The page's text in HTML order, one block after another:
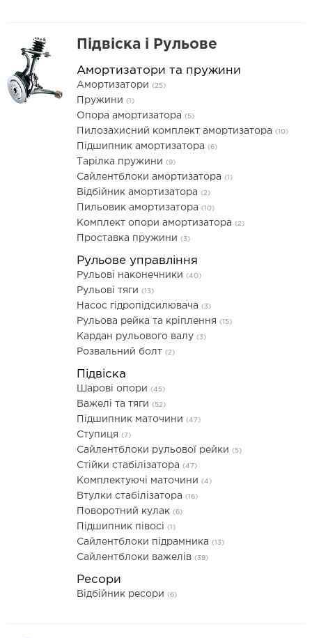
Підвіска і Рульове
Амортизатори та пружини
Амортизатори (25)
Пружини (1)
Опора амортизатора (5)
Пилозахисний комплект амортизатора (10)
Підшипник амортизатора (6)
Тарілка пружини (9)
Сайлентблоки амортизатора (1)
Відбійник амортизатора (2)
Пильовик амортизатора (10)
Комплект опори амортизатора (2)
Проставка пружини (3)
Рульове управління
Рульові наконечники (40)
Рульові тяги (13)
Насос гідропідсилювача (3)
Рульова рейка та кріплення (15)
Кардан рульового валу (3)
Розвальний болт (2)
Підвіска
Шарові опори (45)
Важелі та тяги (52)
Підшипник маточини (47)
Ступиця (7)
Сайлентблоки рульової рейки (5)
Стійки стабілізатора (47)
Комплектуючі маточини (4)
Втулки стабілізатора (16)
Поворотний кулак (6)
Підшипник півосі (1)
Сайлентблоки підрамника (13)
Сайлентблоки важелів (39)
Ресори
Відбійник ресори (6)